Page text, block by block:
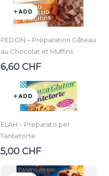
ADD
PEDON – Préparation Gâteau
au Chocolat et Muffins
6,60 CHF
ADD
ELAH – Preparato per
Tantetorte
5,00 CHF